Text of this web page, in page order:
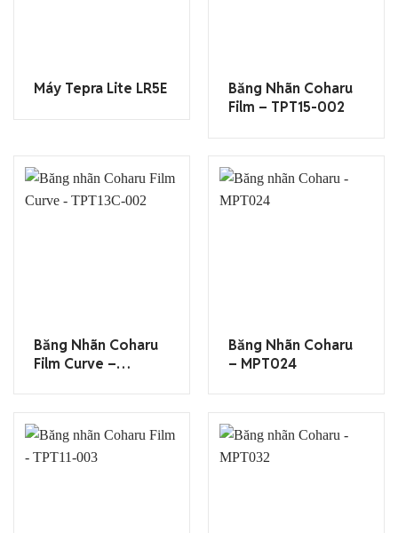
Máy Tepra Lite LR5E
Băng Nhãn Coharu
Film – TPT15-002
Băng Nhãn Coharu
Film Curve –
Băng Nhãn Coharu
– MPT024